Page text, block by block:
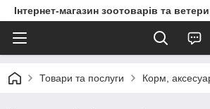
Інтернет-магазин зоотоварів та
Товари та послуги Корм,